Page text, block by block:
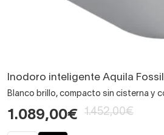
Inodoro inteligente Aquila
Blanco brillo, compacto sin cisterna y
1.089,00€ 1.452,00€